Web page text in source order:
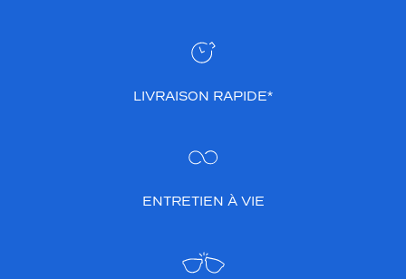
LIVRAISON RAPIDE*
ENTRETIEN À VIE